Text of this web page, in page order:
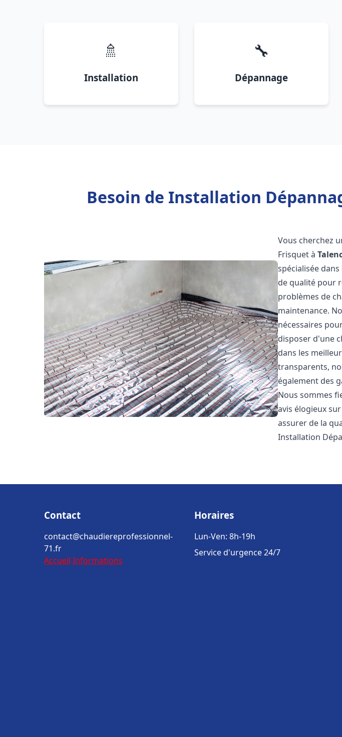
🚿
Installation
🔧
Dépannage
Besoin de Installation
Vous cherchez
Frisquet à
spécialisée dans
de qualité pour
problèmes de
maintenance.
nécessaires
disposer d'une
dans les
transparents,
également des
Nous sommes
avis élogieux
assurer de la
Installation
Contact
contact@chaudiereprofessionnel-
71.fr
Accueil Informations
Horaires
Lun-Ven: 8h-19h
Service d'urgence 24/7